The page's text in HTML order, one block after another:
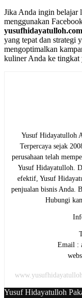
Jika Anda ingin belajar
menggunakan
yusufhidayatulloh.com
yang tepat dan strategi
mengoptimalkan
kuliner Anda ke
Yusuf Hidayatulloh
Terpercaya sejak
perusahaan telah
Yusuf Hidayatulloh.
efektif, Yusuf
penjualan bisnis Anda.
Hubungi
Email :
Yusuf Hidayatulloh